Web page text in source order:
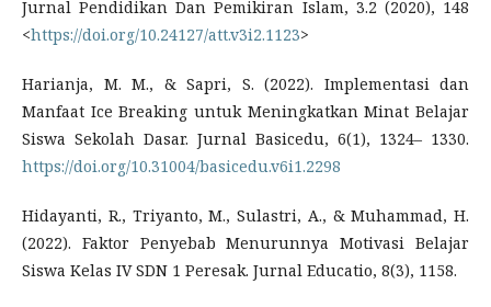
Jurnal Pendidikan Dan Pemikiran Islam, 3.2 (2020), 148
<https://doi.org/10.24127/att.v3i2.1123>
Harianja, M. M., & Sapri, S. (2022). Implementasi dan
Manfaat Ice Breaking untuk Meningkatkan Minat Belajar
Siswa Sekolah Dasar. Jurnal Basicedu, 6(1), 1324– 1330.
https://doi.org/10.31004/basicedu.v6i1.2298
Hidayanti, R., Triyanto, M., Sulastri, A., & Muhammad, H.
(2022). Faktor Penyebab Menurunnya Motivasi Belajar
Siswa Kelas IV SDN 1 Peresak. Jurnal Educatio, 8(3), 1158.